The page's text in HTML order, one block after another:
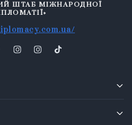
ШТАБ МІЖНАРОДНОЇ